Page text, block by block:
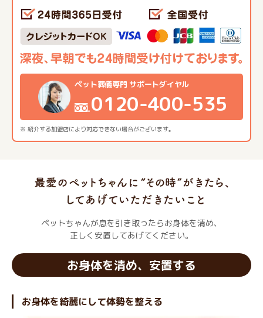
※ 紹介する加盟店により対応できない場合がございます。
ペット葬儀専門 サポートダイヤル
0120-400-535
ペットちゃんが息を引き取ったらお身体を清め、
正しく安置してあげてください。
お身体を清め、安置する
お身体を綺麗にして体勢を整える